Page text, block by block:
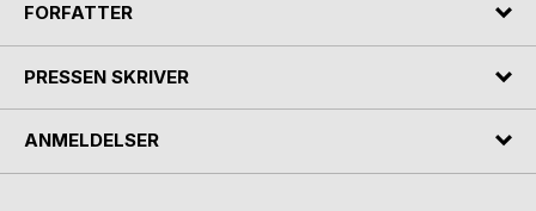
FORFATTER
PRESSEN SKRIVER
ANMELDELSER